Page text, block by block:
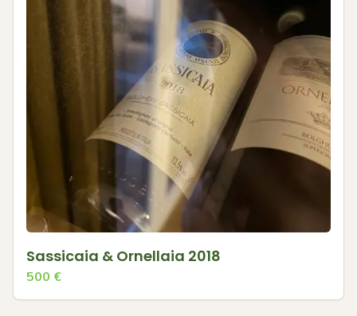
Sassicaia & Ornellaia 2018
500 €